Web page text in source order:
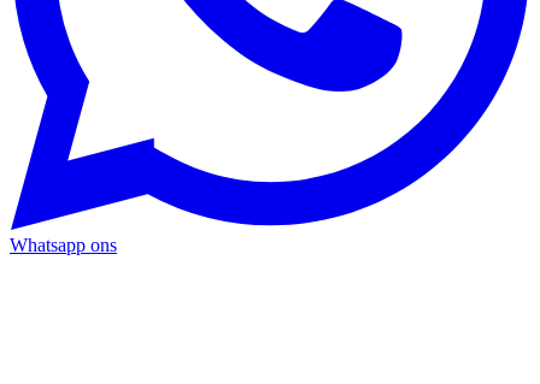
Whatsapp ons